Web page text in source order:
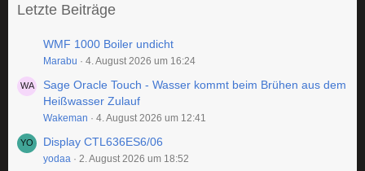
Letzte Beiträge
WMF 1000 Boiler undicht
Marabu 4. August 2026 um 16:24
Sage Oracle Touch - Wasser kommt beim Brühen aus dem
Heißwasser Zulauf
Wakeman 4. August 2026 um 12:41
Display CTL636ES6/06
yodaa 2. August 2026 um 18:52